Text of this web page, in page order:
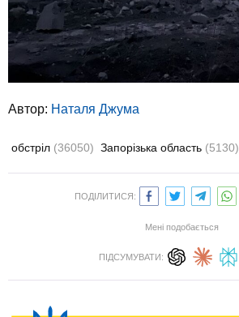
Автор: Наталя Джума
обстріл (36050) Запорізька область (5130)
ПОДІЛИТИСЯ:
Мені подобається
ПІДСУМУВАТИ: